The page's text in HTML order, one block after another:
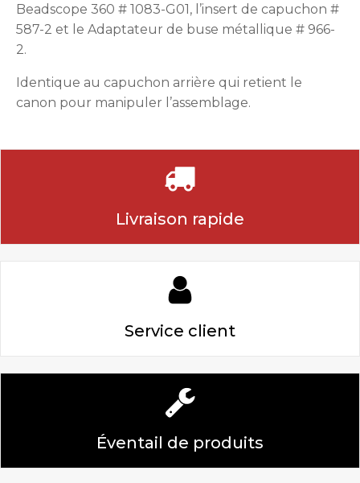
Beadscope 360 ​​# 1083-G01, l’insert de capuchon #
587-2 et le Adaptateur de buse métallique # 966-
2.
Identique au capuchon arrière qui retient le
canon pour manipuler l’assemblage.
Livraison rapide
Service client
Éventail de produits